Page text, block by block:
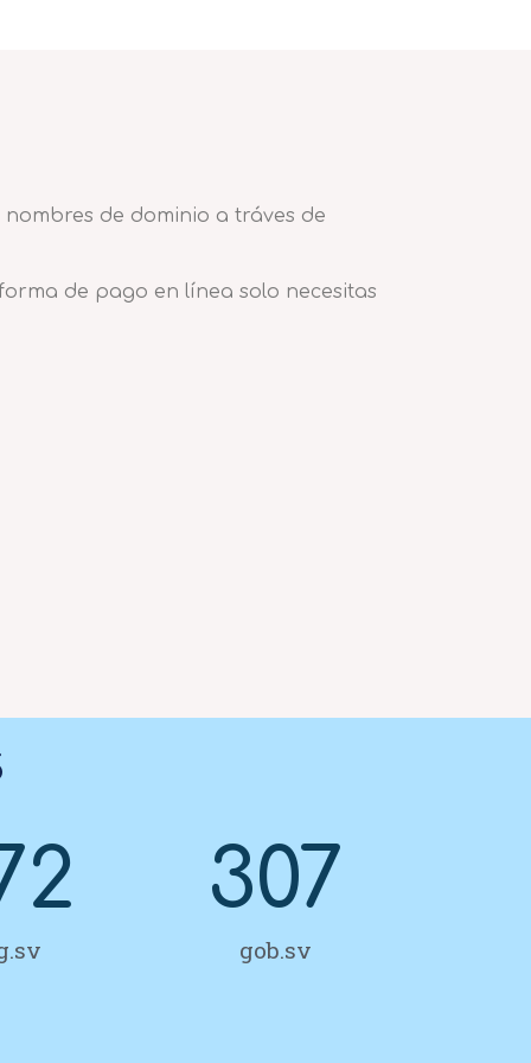
de dominio a tráves de
de pago en línea solo necesitas
307
gob.sv